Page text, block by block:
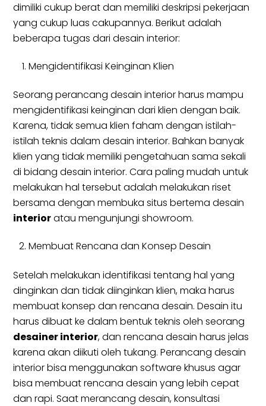
dimiliki cukup berat dan memiliki deskripsi pekerjaan
yang cukup luas cakupannya. Berikut adalah
beberapa tugas dari desain interior:
Mengidentifikasi Keinginan Klien
Seorang perancang desain interior harus mampu
mengidentifikasi keinginan dari klien dengan baik.
Karena, tidak semua klien faham dengan istilah-
istilah teknis dalam desain interior. Bahkan banyak
klien yang tidak memiliki pengetahuan sama sekali
di bidang desain interior. Cara paling mudah untuk
melakukan hal tersebut adalah melakukan riset
bersama dengan membuka situs bertema desain
interioratau mengunjungi showroom.
Membuat Rencana dan Konsep Desain
Setelah melakukan identifikasi tentang hal yang
dinginkan dan tidak diinginkan klien, maka harus
membuat konsep dan rencana desain. Desain itu
harus dibuat ke dalam bentuk teknis oleh seorang
desainer interior, dan rencana desain harus jelas
karena akan diikuti oleh tukang. Perancang desain
interior bisa menggunakan software khusus agar
bisa membuat rencana desain yang lebih cepat
dan rapi. Saat merancang desain, konsultasi